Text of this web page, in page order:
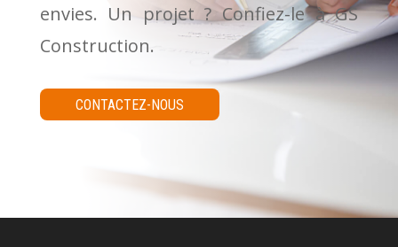
envies. Un projet ? Confiez-le à GS
Construction.
CONTACTEZ-NOUS